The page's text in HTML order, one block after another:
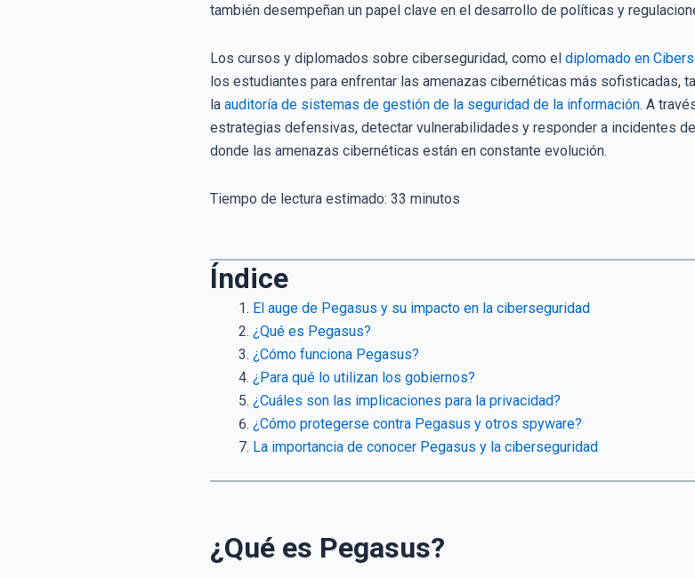
también desempeñan un papel clave en el desarrollo de políticas y
Los cursos y diplomados sobre ciberseguridad, como el diplomado en
los estudiantes para enfrentar las amenazas cibernéticas más sofisticadas,
la auditoría de sistemas de gestión de la seguridad de la información. A
estrategias defensivas, detectar vulnerabilidades y responder a incidentes
donde las amenazas cibernéticas están en constante evolución.
Tiempo de lectura estimado: 33 minutos
Índice
El auge de Pegasus y su impacto en la ciberseguridad
¿Qué es Pegasus?
¿Cómo funciona Pegasus?
¿Para qué lo utilizan los gobiernos?
¿Cuáles son las implicaciones para la privacidad?
¿Cómo protegerse contra Pegasus y otros spyware?
La importancia de conocer Pegasus y la ciberseguridad
¿Qué es Pegasus?